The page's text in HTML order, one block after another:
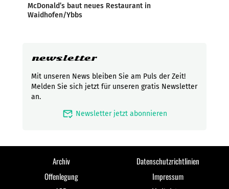
McDonald’s baut neues Restaurant in
Waidhofen/Ybbs
newsletter
Mit unseren News bleiben Sie am Puls der Zeit!
Melden Sie sich jetzt für unseren gratis Newsletter
an.
mark_email_read Newsletter jetzt abonnieren
Archiv
Datenschutzrichtlinien
Offenlegung
Impressum